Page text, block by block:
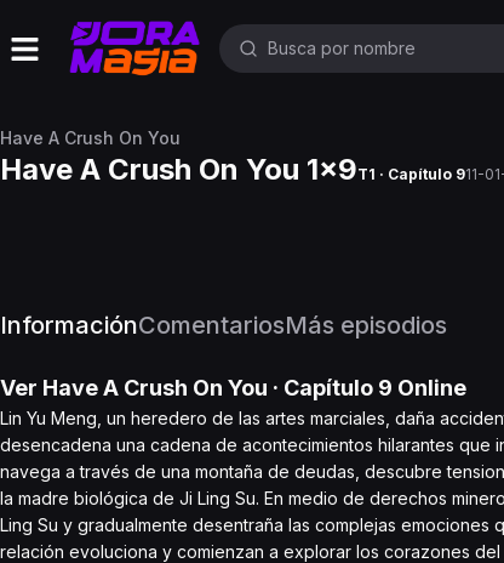
Have A Crush On You
Have A Crush On You 1x9T1 · Capítulo 911-
InformaciónComentariosMás episodios
Ver Have A Crush On You · Capítulo 9 Online
Lin Yu Meng, un heredero de las artes marciales, daña
desencadena una cadena de acontecimientos hilarantes que
navega a través de una montaña de deudas, descubre
la madre biológica de Ji Ling Su. En medio de derechos
Ling Su y gradualmente desentraña las complejas
relación evoluciona y comienzan a explorar los corazones del